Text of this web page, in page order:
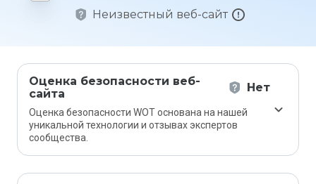
Неизвестный веб-сайт
Оценка безопасности веб-
сайта
Нет
Оценка безопасности WOT основана на нашей
уникальной технологии и отзывах экспертов
сообщества.